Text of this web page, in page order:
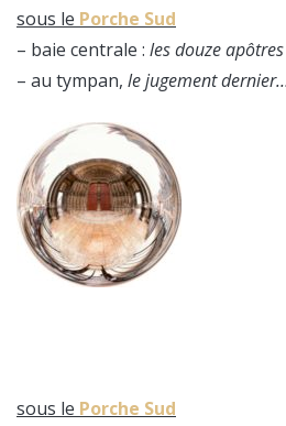
sous le Porche Sud
– baie centrale : les douze
– au tympan, le jugement
sous le Porche Sud